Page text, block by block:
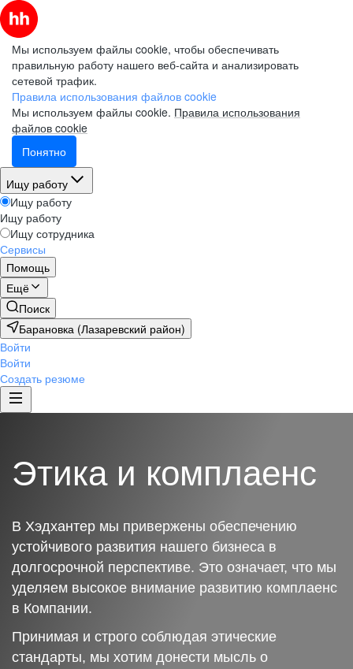
Мы используем файлы cookie, чтобы обеспечивать
правильную работу нашего веб-сайта и анализировать
сетевой трафик.
Правила использования файлов cookie
Мы используем файлы cookie. Правила использования
файлов cookie
Понятно
Ищу работу
Ищу работу
Ищу работу
Ищу сотрудника
Сервисы
Помощь
Ещё
Поиск
Барановка (Лазаревский район)
Войти
Войти
Создать резюме
Этика и комплаенс
В Хэдхантер мы привержены обеспечению
устойчивого развития нашего бизнеса в
долгосрочной перспективе. Это означает, что мы
уделяем высокое внимание развитию комплаенс
в Компании.
Принимая и строго соблюдая этические
стандарты, мы хотим донести мысль о